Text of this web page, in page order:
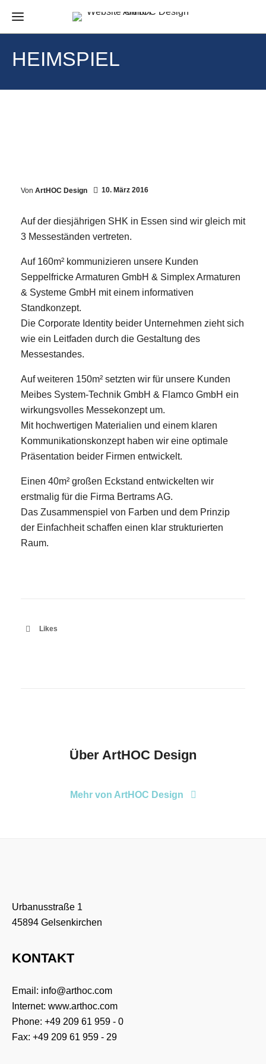
HEIMSPIEL
Von ArtHOC Design 10. März 2016
Auf der diesjährigen SHK in Essen sind wir gleich mit
3 Messeständen vertreten.
Auf 160m² kommunizieren unsere Kunden
Seppelfricke Armaturen GmbH & Simplex Armaturen
& Systeme GmbH mit einem informativen
Standkonzept.
Die Corporate Identity beider Unternehmen zieht sich
wie ein Leitfaden durch die Gestaltung des
Messestandes.
Auf weiteren 150m² setzten wir für unsere Kunden
Meibes System-Technik GmbH & Flamco GmbH ein
wirkungsvolles Messekonzept um.
Mit hochwertigen Materialien und einem klaren
Kommunikationskonzept haben wir eine optimale
Präsentation beider Firmen entwickelt.
Einen 40m² großen Eckstand entwickelten wir
erstmalig für die Firma Bertrams AG.
Das Zusammenspiel von Farben und dem Prinzip
der Einfachheit schaffen einen klar strukturierten
Raum.
Likes
Über ArtHOC Design
Mehr von ArtHOC Design
Urbanusstraße 1
45894 Gelsenkirchen
KONTAKT
Email: info@arthoc.com
Internet: www.arthoc.com
Phone: +49 209 61 959 - 0
Fax: +49 209 61 959 - 29
E-Mail